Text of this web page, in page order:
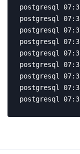
postgresql
postgresql
postgresql
postgresql
postgresql
postgresql
postgresql
postgresql
postgresql